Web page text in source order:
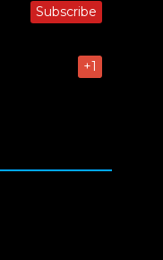
Subscribe
+1